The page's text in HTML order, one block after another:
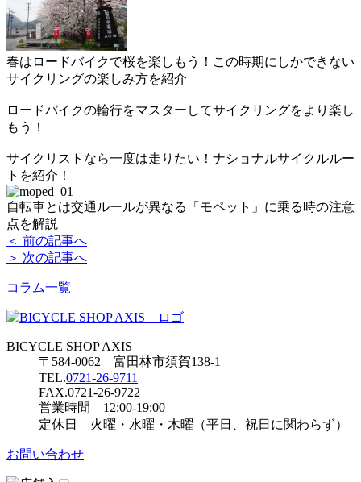
春はロードバイクで桜を楽しもう！この時期にしかできない
サイクリングの楽しみ方を紹介
ロードバイクの輪行をマスターしてサイクリングをより楽し
もう！
サイクリストなら一度は走りたい！ナショナルサイクルルー
トを紹介！
自転車とは交通ルールが異なる「モペット」に乗る時の注意
点を解説
＜ 前の記事へ
＞ 次の記事へ
コラム一覧
BICYCLE SHOP AXIS
〒584-0062 富田林市須賀138-1
TEL.0721-26-9711
FAX.0721-26-9722
営業時間 12:00-19:00
定休日 火曜・水曜・木曜（平日、祝日に関わらず）
お問い合わせ